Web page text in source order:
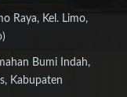
Raya, Kel. Limo,
Bumi Indah,
Kabupaten